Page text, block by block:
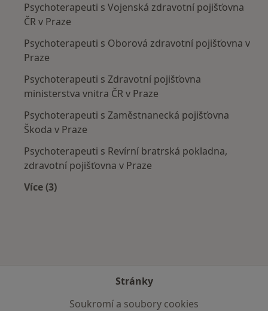
Psychoterapeuti s Vojenská zdravotní pojišťovna
ČR v Praze
Psychoterapeuti s Oborová zdravotní pojišťovna v
Praze
Psychoterapeuti s Zdravotní pojišťovna
ministerstva vnitra ČR v Praze
Psychoterapeuti s Zaměstnanecká pojišťovna
Škoda v Praze
Psychoterapeuti s Revírní bratrská pokladna,
zdravotní pojišťovna v Praze
Více (3)
Stránky
Soukromí a soubory cookies